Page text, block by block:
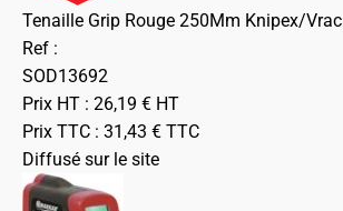
Tenaille Grip Rouge 250Mm Knipex/Vrac
Ref :
SOD13692
Prix HT : 26,19 € HT
Prix TTC : 31,43 € TTC
Diffusé sur le site